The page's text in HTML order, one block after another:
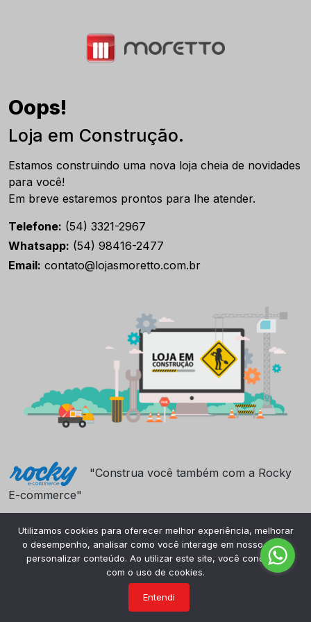
Oops!
Loja em Construção.
Estamos construindo uma nova loja cheia de novidades
para você!
Em breve estaremos prontos para lhe atender.
Telefone: (54) 3321-2967
Whatsapp: (54) 98416-2477
Email: contato@lojasmoretto.com.br
"Construa você também com a Rocky
E-commerce"
Utilizamos cookies para oferecer melhor experiência, melhorar
o desempenho, analisar como você interage em nosso site e
personalizar conteúdo. Ao utilizar este site, você concorda
com o uso de cookies.
Entendi